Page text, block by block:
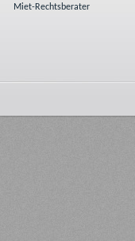
Miet-Rechtsberater